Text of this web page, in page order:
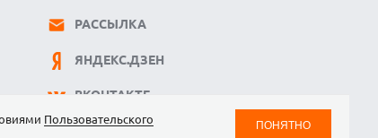
РАССЫЛКА
ЯНДЕКС.ДЗЕН
ВКОНТАКТЕ
TELEGRAM
Пользовательского
ПОНЯТНО